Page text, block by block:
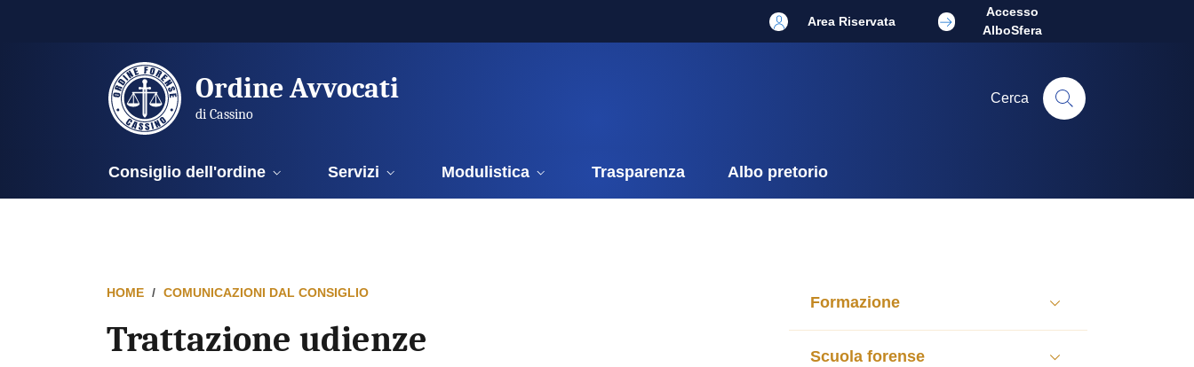
Area Riservata
Accesso
AlboSfera
Ordine Avvocati
di Cassino
Cerca
Consiglio dell'ordine Servizi Modulistica Trasparenza Albo pretorio
HOME COMUNICAZIONI DAL CONSIGLIO
Trattazione udienze
Formazione
Scuola forense